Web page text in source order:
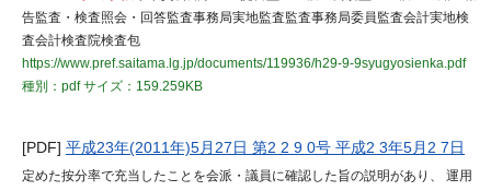
告監査・検査照会・回答監査事務局実地監査監査事務局委員監査会計実地検
査会計検査院検査包
https://www.pref.saitama.lg.jp/documents/119936/h29-9-9syugyosienka.pdf
種別：pdfサイズ：159.259KB
[PDF] 平成23年(2011年)5月27日 第2 2 9 0号 平成2 3年5月2 7日
定めた按分率で充当したことを会派・議員に確認した旨の説明があり、 運用